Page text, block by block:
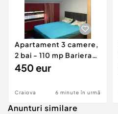
Apartament 3 camere,
2 bai - 110 mp Bariera
Valcii
450 eur
Craiova 6 minute în urmă
Anunturi similare